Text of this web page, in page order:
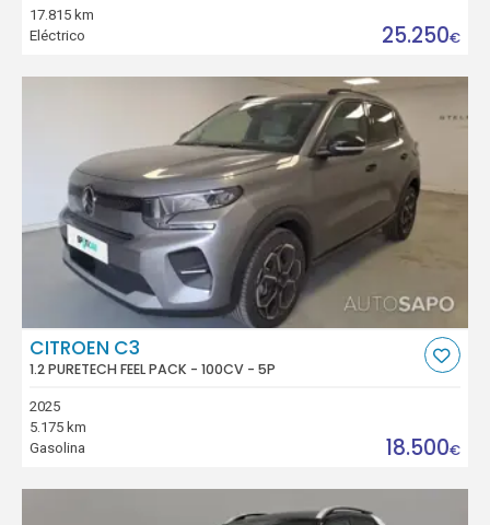
17.815 km
Eléctrico
25.250€
CITROEN C3
1.2 PURETECH FEEL PACK - 100CV - 5P
2025
5.175 km
Gasolina
18.500€